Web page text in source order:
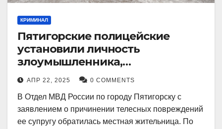
КРИМИНАЛ
Пятигорские полицейские
установили личность
злоумышленника,
причинившего телесные
повреждения местному жителю
АПР 22, 2025 0 COMMENTS
В Отдел МВД России по городу Пятигорску с
заявлением о причинении телесных повреждений
ее супругу обратилась местная жительница. По